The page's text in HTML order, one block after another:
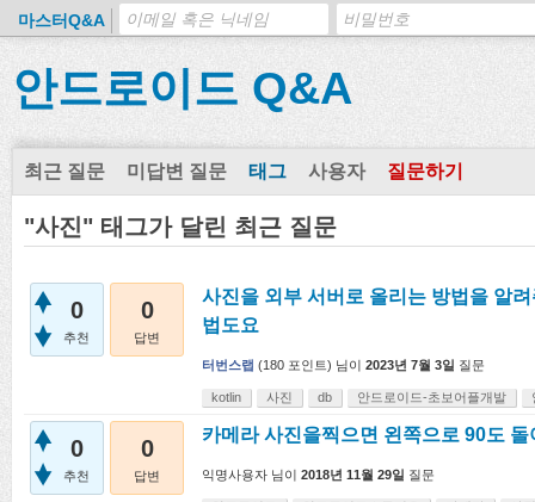
마스터Q&A
안드로이드 Q&A
최근 질문 미답변 질문 태그 사용자 질문하기
"사진" 태그가 달린 최근 질문
0
추천
0
답변
사진을 외부 서버로 올리는 방법을 알
법도요
터번스랩 (180 포인트) 님이 2023년 7월 3일 질문
kotlin 사진 db 안드로이드-초보어플개발
0
추천
0
답변
카메라 사진을찍으면 왼쪽으로 90도 돌
익명사용자 님이 2018년 11월 29일 질문